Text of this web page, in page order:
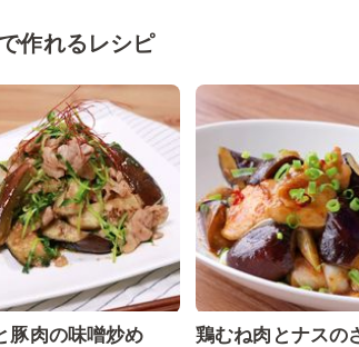
作れるレシピ
豚肉の味噌炒め
鶏むね肉とナスの